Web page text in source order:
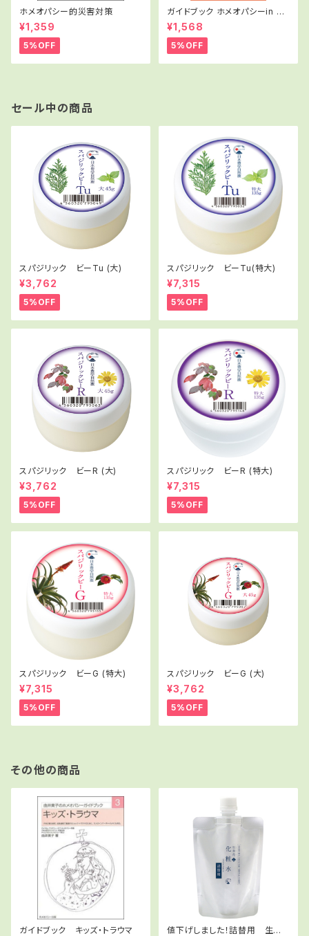
ホメオパシー的災害対策
¥1,359
5%OFF
ガイドブック ホメオパシーin Ja
pan.
¥1,568
5%OFF
セール中の商品
スパジリック ビーTu (大)
¥3,762
5%OFF
スパジリック ビーTu(特大)
¥7,315
5%OFF
スパジリック ビーR (大)
¥3,762
5%OFF
スパジリック ビーR (特大)
¥7,315
5%OFF
スパジリック ビーG (特大)
¥7,315
5%OFF
スパジリック ビーG (大)
¥3,762
5%OFF
その他の商品
ガイドブック キッズ・トラウマ
値下げしました！詰替用 生草